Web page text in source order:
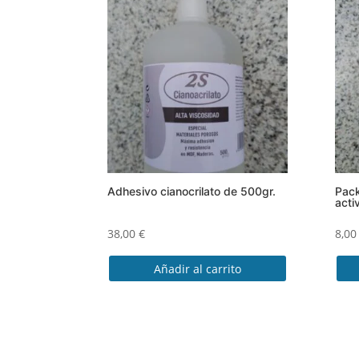
Las
se
en
la
de
Adhesivo cianocrilato de 500gr.
38,00€
Añadir al carrito
8,00